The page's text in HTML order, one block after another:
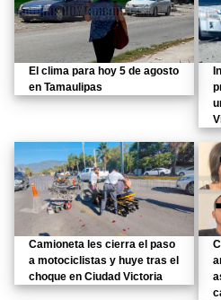
El clima para hoy 5 de agosto
en Tamaulipas
Camioneta les cierra el paso
a motociclistas y huye tras el
choque en Ciudad Victoria